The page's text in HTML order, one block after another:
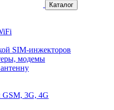
Каталог
SIM-инжекторов
модемы
GSM, 3G, 4G